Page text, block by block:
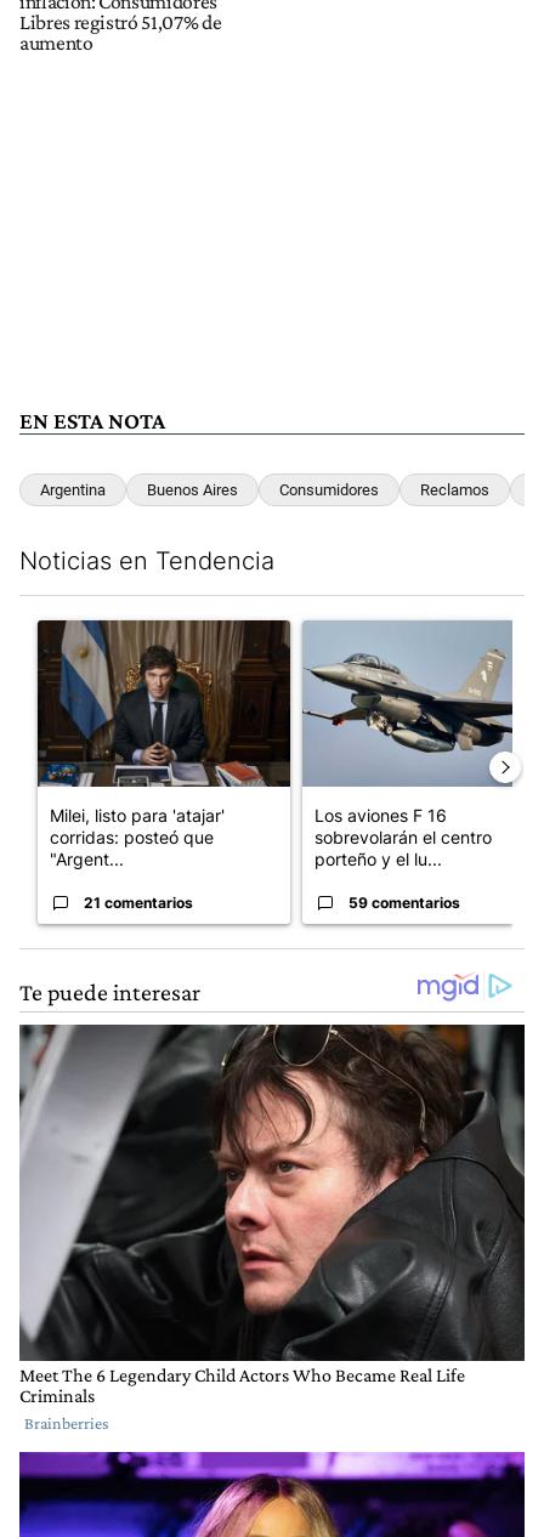
Libres registró 51,07% de
aumento
EN ESTA NOTA
Argentina Buenos Aires Consumidores Reclamos
Noticias en Tendencia
Un artículo de tendencia con el título "Milei, listo para 'atajar'
Milei, listo para 'atajar'
corridas: posteó que
"Argent...
21 comentarios
Los aviones F 16
sobrevolarán el centro
porteño y el lu...
59 comentarios